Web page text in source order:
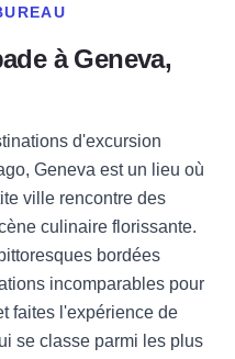
à Geneva,
d'excursion
Geneva est un lieu où
ville rencontre des
culinaire florissante.
bordées
incomparables pour
faites l'expérience de
se classe parmi les plus